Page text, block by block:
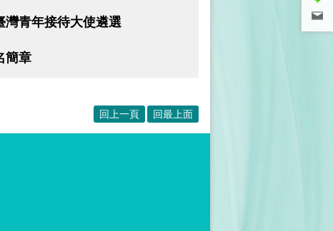
灣青年接待大使遴選
簡章
回上一頁 回最上面